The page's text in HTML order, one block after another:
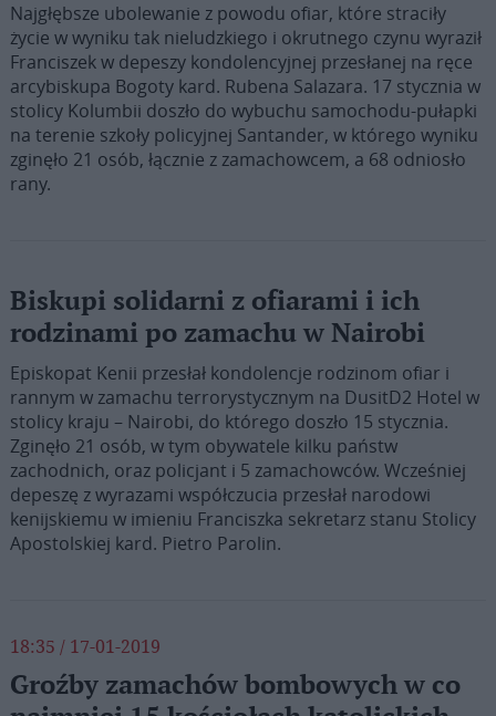
Najgłębsze ubolewanie z powodu ofiar, które straciły
życie w wyniku tak nieludzkiego i okrutnego czynu wyraził
Franciszek w depeszy kondolencyjnej przesłanej na ręce
arcybiskupa Bogoty kard. Rubena Salazara. 17 stycznia w
stolicy Kolumbii doszło do wybuchu samochodu-pułapki
na terenie szkoły policyjnej Santander, w którego wyniku
zginęło 21 osób, łącznie z zamachowcem, a 68 odniosło
rany.
Biskupi solidarni z ofiarami i ich
rodzinami po zamachu w Nairobi
Episkopat Kenii przesłał kondolencje rodzinom ofiar i
rannym w zamachu terrorystycznym na DusitD2 Hotel w
stolicy kraju – Nairobi, do którego doszło 15 stycznia.
Zginęło 21 osób, w tym obywatele kilku państw
zachodnich, oraz policjant i 5 zamachowców. Wcześniej
depeszę z wyrazami współczucia przesłał narodowi
kenijskiemu w imieniu Franciszka sekretarz stanu Stolicy
Apostolskiej kard. Pietro Parolin.
18:35 / 17-01-2019
Groźby zamachów bombowych w co